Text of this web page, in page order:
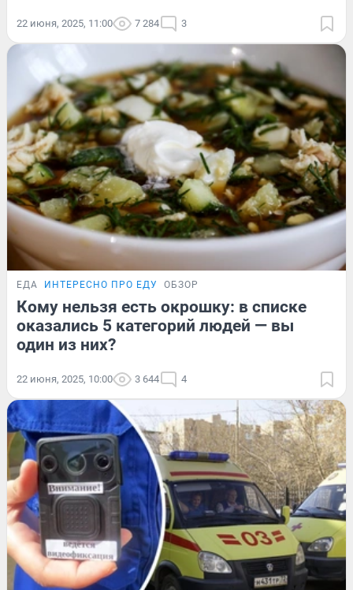
22 июня, 2025, 11:00 7 284 3
ЕДА ИНТЕРЕСНО ПРО ЕДУ ОБЗОР
Кому нельзя есть окрошку: в списке
оказались 5 категорий людей — вы
один из них?
22 июня, 2025, 10:00 3 644 4